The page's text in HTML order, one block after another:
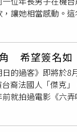
在、卻從未真正
姊拍戲時則會特
油」的鼓勵，讓
式向爸爸表達心
向拉鍊外套，搭
現自在率性的夏
家人一起慶祝。
直言Lily包上的
樂部！限定調酒
社交精神延伸至
的Burberry經典
限定特調「
讓她相當感動。
台，不斷湊近螢
，仔細一看才發現
援熊本，並表示「
人按讚，不少鄉
伯年紀大了還那
去捐款了」、「
果是詐騙就請警
過一模一樣的事
他是在捐款（那時
希望簽名如
的過客》即將於
裔法國人「傑克
就拍過電影《六
電影海報簽名時
的簽名也會有粉絲